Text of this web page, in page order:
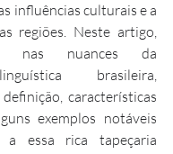
influências culturais e a
regiões. Neste artigo,
nas nuances da
brasileira,
características
exemplos notáveis
essa rica tapeçaria